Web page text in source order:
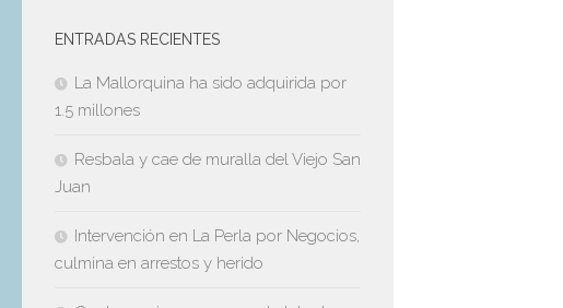
ENTRADAS RECIENTES
La Mallorquina ha sido adquirida por
1.5 millones
Resbala y cae de muralla del Viejo San
Juan
Intervención en La Perla por Negocios,
culmina en arrestos y herido